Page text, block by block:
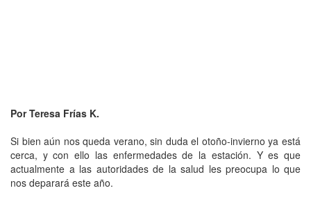
Por Teresa Frías K.
Si bien aún nos queda verano, sin duda el otoño-invierno ya está
cerca, y con ello las enfermedades de la estación. Y es que
actualmente a las autoridades de la salud les preocupa lo que
nos deparará este año.